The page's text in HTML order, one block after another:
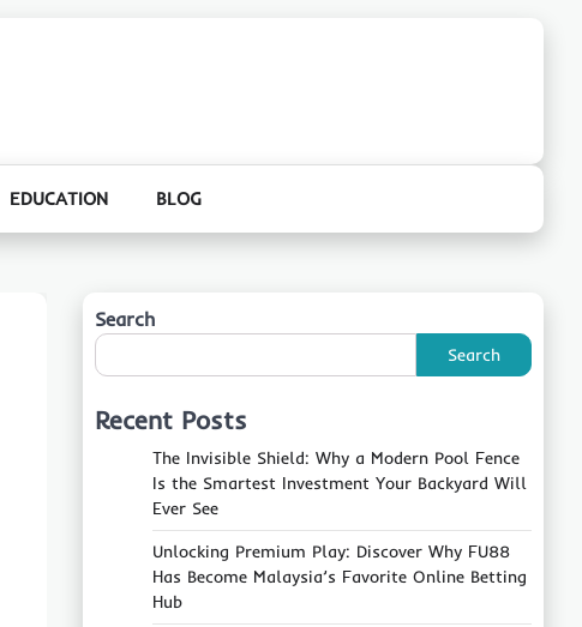
EDUCATION BLOG
Search
Search
Recent Posts
The Invisible Shield: Why a Modern Pool Fence
Is the Smartest Investment Your Backyard Will
Ever See
Unlocking Premium Play: Discover Why FU88
Has Become Malaysia’s Favorite Online Betting
Hub